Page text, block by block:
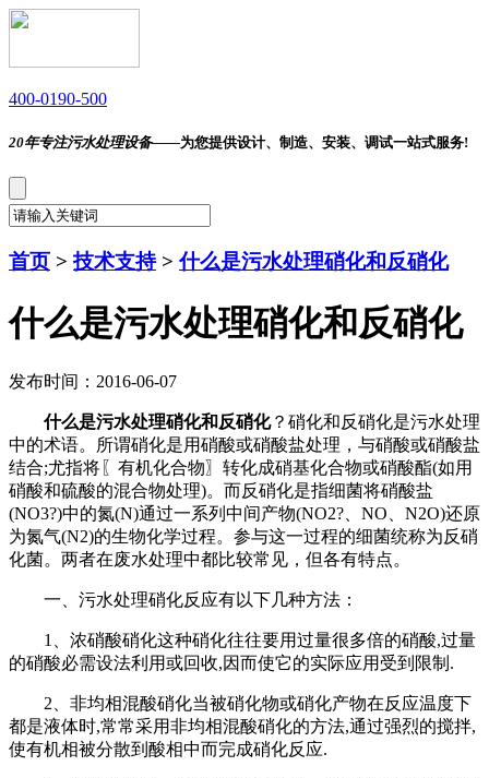
400-0190-500
20年专注污水处理设备——为您提供设计、制造、安装、调试一站式服务!
首页 >技术支持> 什么是污水处理硝化和反硝化
什么是污水处理硝化和反硝化
发布时间：2016-06-07
什么是污水处理硝化和反硝化？硝化和反硝化是污水处理
中的术语。所谓硝化是用硝酸或硝酸盐处理，与硝酸或硝酸盐
结合;尤指将〖有机化合物〗转化成硝基化合物或硝酸酯(如用
硝酸和硫酸的混合物处理)。而反硝化是指细菌将硝酸盐
(NO3?)中的氮(N)通过一系列中间产物(NO2?、NO、N2O)还原
为氮气(N2)的生物化学过程。参与这一过程的细菌统称为反硝
化菌。两者在废水处理中都比较常见，但各有特点。
一、污水处理硝化反应有以下几种方法：
1、浓硝酸硝化这种硝化往往要用过量很多倍的硝酸,过量
的硝酸必需设法利用或回收,因而使它的实际应用受到限制.
2、非均相混酸硝化当被硝化物或硝化产物在反应温度下
都是液体时,常常采用非均相混酸硝化的方法,通过强烈的搅拌,
使有机相被分散到酸相中而完成硝化反应.